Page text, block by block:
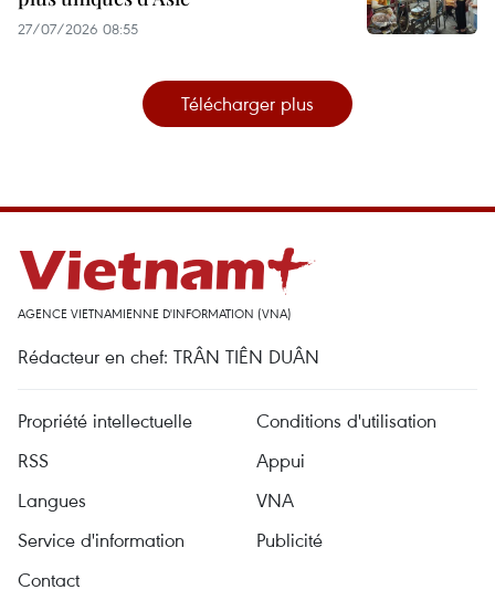
27/07/2026 08:55
Télécharger plus
AGENCE VIETNAMIENNE D'INFORMATION (VNA)
Rédacteur en chef: TRÂN TIÊN DUÂN
Propriété intellectuelle
Conditions d'utilisation
RSS
Appui
Langues
VNA
Service d'information
Publicité
Contact